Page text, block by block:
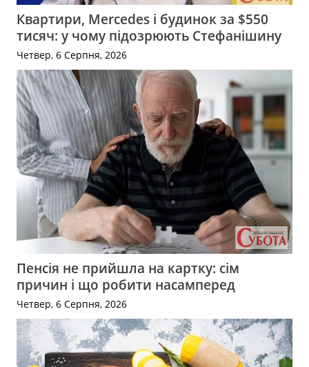
Квартири, Mercedes і будинок за $550
тисяч: у чому підозрюють Стефанішину
Четвер, 6 Серпня, 2026
Пенсія не прийшла на картку: сім
причин і що робити насамперед
Четвер, 6 Серпня, 2026